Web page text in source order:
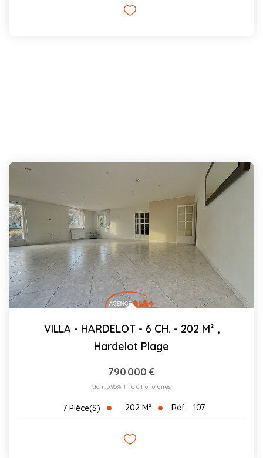
VILLA - HARDELOT - 6 CH. - 202 M² ,
Hardelot Plage
790 000 €
dont 3,95% TTC d'honoraires
7 Pièce(s) 202 M² Réf : 107